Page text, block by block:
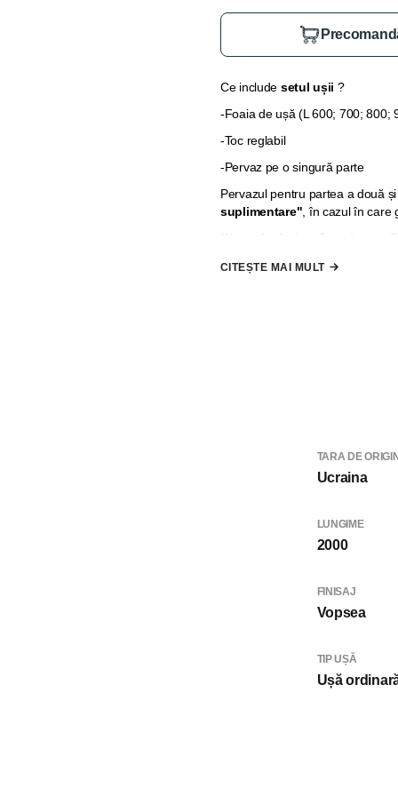
Ce include setul ușii ?
-Foaia de ușă (L 600; 700; 800;
-Toc reglabil
-Pervaz pe o singură parte
Pervazul pentru partea a două
suplimentare" , în cazul în
Nu se include mâner,
CITEȘTE MAI MULT
TARA DE
Ucraina
LUNGIME
2000
FINISAJ
Vopsea
TIP UȘĂ
Ușă